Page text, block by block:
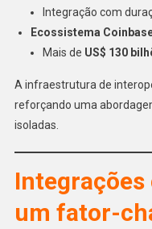
Integração com
Ecossistema
Mais de US$ 130
A infraestrutura de
reforçando uma
isoladas.
Integrações
um fator-